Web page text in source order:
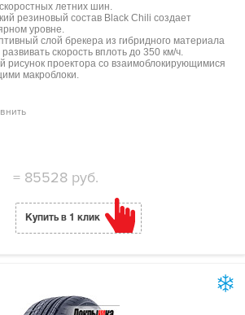
летних шин.
резиновый состав Black Chili создает
уровне.
слой брекера из гибридного материала
скорость вплоть до 350 км/ч.
рисунок проектора со взаимоблокирующимися
макроблоки.
= 85528 руб.
Купить в 1 клик